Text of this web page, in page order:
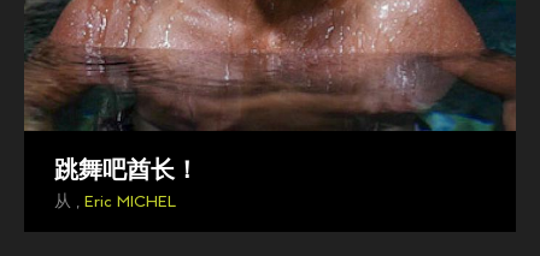
跳舞吧酋长！
从 , Eric MICHEL